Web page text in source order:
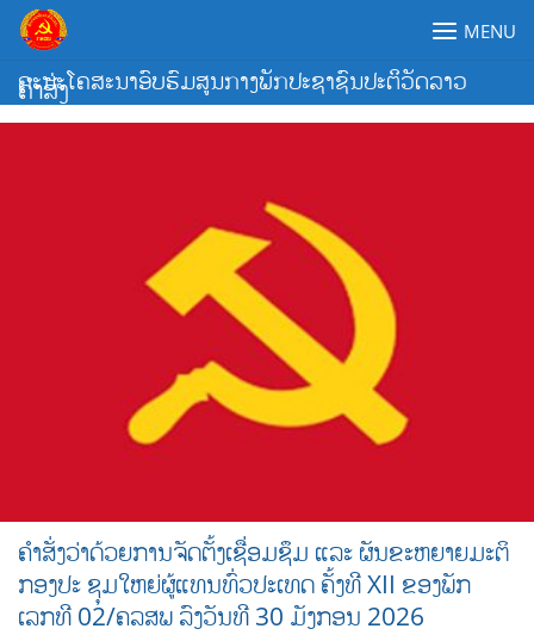
Skip
content
ຄະນະໂຄສະນາອົບຮົມສູນກາງພັກປະຊາຊົນປະຕິວັດລາວ
MENU
ຄຳສັ່ງ
ຄໍາສັ່ງວ່າດ້ວຍການຈັດຕັ້ງເຊື່ອມຊຶມ ແລະ ຜັນຂະຫຍາຍມະຕິ
ກອງປະ ຊຸມໃຫຍ່ຜູ້ແທນທົ່ວປະເທດ ຄັ້ງທີ XII ຂອງພັກ
ເລກທີ 02/ຄລສພ ລົງວັນທີ 30 ມັງກອນ 2026